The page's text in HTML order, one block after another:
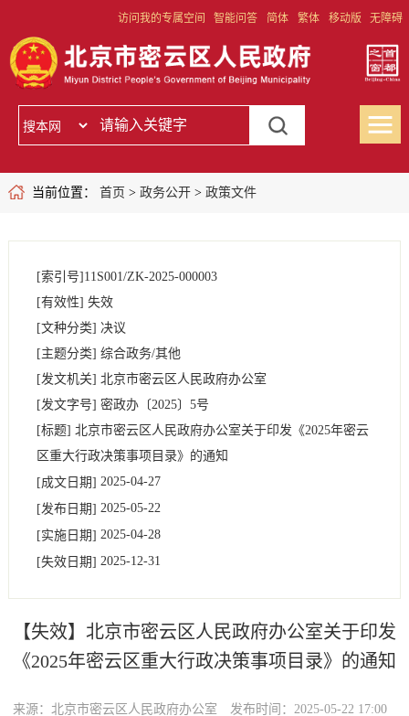
访问我的专属空间 智能问答 简体 繁体 移动版 无障碍
当前位置： 首页 > 政务公开> 政策文件
[索引号] 11S001/ZK-2025-000003
[有效性] 失效
[文种分类] 决议
[主题分类] 综合政务/其他
[发文机关] 北京市密云区人民政府办公室
[发文字号] 密政办〔2025〕 5号
[标题] 北京市密云区人民政府办公室关于印发《2025年密云
区重大行政决策事项目录》的通知
[成文日期] 2025-04-27
[发布日期] 2025-05-22
[实施日期] 2025-04-28
[失效日期] 2025-12-31
【失效】 北京市密云区人民政府办公室关于印发
《2025年密云区重大行政决策事项目录》的通知
来源：北京市密云区人民政府办公室 发布时间：2025-05-22 17:00